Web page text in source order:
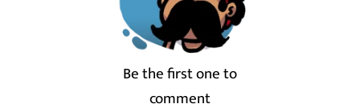
Be the first one to
comment